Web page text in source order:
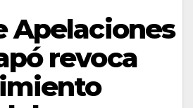
Apelaciones
revoca